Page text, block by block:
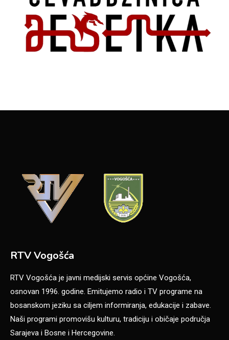
RTV Vogošća
RTV Vogošća je javni medijski servis općine Vogošća,
osnovan 1996. godine. Emitujemo radio i TV programe na
bosanskom jeziku sa ciljem informiranja, edukacije i zabave.
Naši programi promovišu kulturu, tradiciju i običaje područja
Sarajeva i Bosne i Hercegovine.